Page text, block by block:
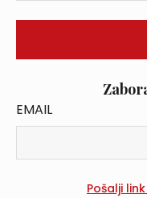
EMAIL